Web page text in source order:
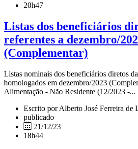
20h47
Listas dos beneficiários
referentes a dezembro/
(Complementar)
Listas nominais dos beneficiários diretos
homologados em dezembro/2023
Alimentação - Não Residente (12/2023 -...
Escrito por Alberto José Ferreira de
publicado
21/12/23
18h44